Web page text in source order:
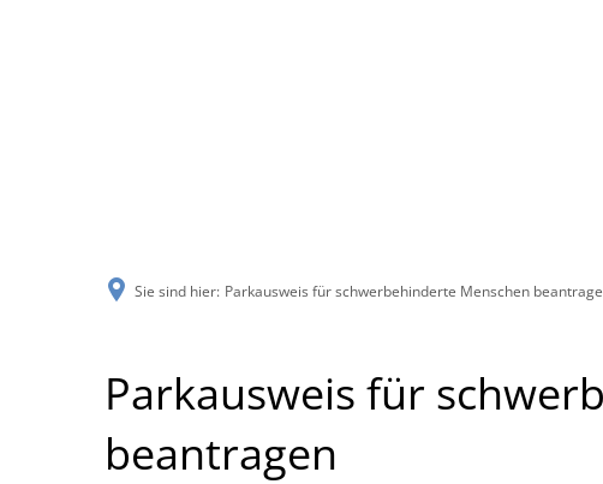
Sie sind hier: Parkausweis für schwerbehinderte Menschen
Parkausweis für
beantragen